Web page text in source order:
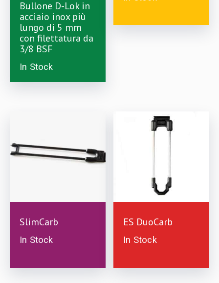
Bullone D-Lok in
acciaio inox più
lungo di 5 mm
con filettatura da
3/8 BSF
In Stock
£4.99
SlimCarb
In Stock
ES DuoCarb
In Stock
£